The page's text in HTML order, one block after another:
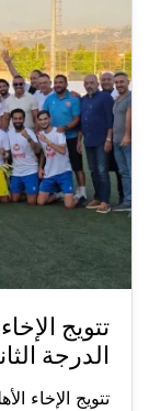
تتويج
الدرجة الثانية
تتويج الإخاء